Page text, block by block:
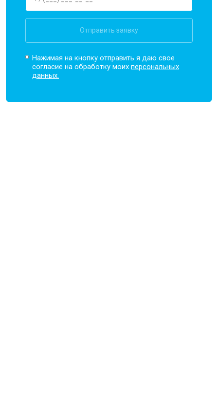
Отправить заявку
Нажимая на кнопку отправить я даю свое
согласие на обработку моихперсональных
данных.